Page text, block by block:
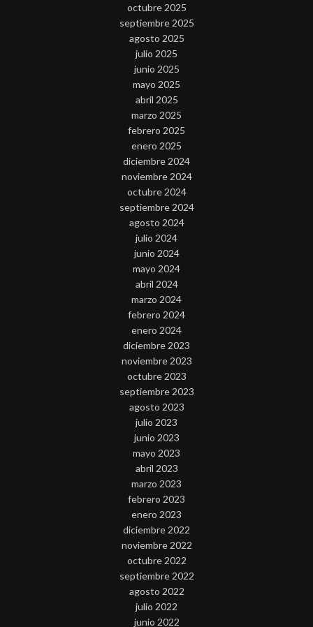
octubre 2025
septiembre 2025
agosto 2025
julio 2025
junio 2025
mayo 2025
abril 2025
marzo 2025
febrero 2025
enero 2025
diciembre 2024
noviembre 2024
octubre 2024
septiembre 2024
agosto 2024
julio 2024
junio 2024
mayo 2024
abril 2024
marzo 2024
febrero 2024
enero 2024
diciembre 2023
noviembre 2023
octubre 2023
septiembre 2023
agosto 2023
julio 2023
junio 2023
mayo 2023
abril 2023
marzo 2023
febrero 2023
enero 2023
diciembre 2022
noviembre 2022
octubre 2022
septiembre 2022
agosto 2022
julio 2022
junio 2022